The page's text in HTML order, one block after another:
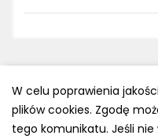
Polityka prywatności
W celu poprawienia
plików cookies. Zgodę
tego komunikatu. Jeśli nie